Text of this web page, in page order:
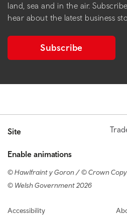
land, sea and in the air.
hear about the latest business
Subscribe
Site
Enable animations
© Hawlfraint y Goron / © Crown
© Welsh Government 2026
Footer navigation
Accessibility